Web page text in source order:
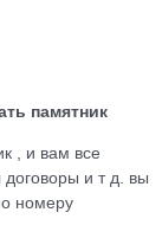
памятник
, и вам все
и т д. вы
номеру